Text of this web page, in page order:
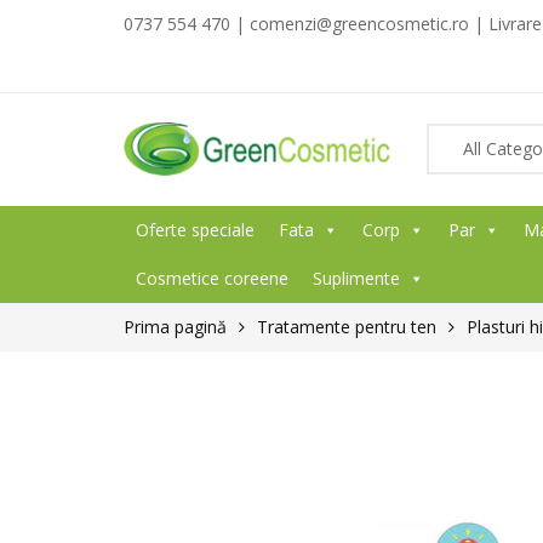
0737 554 470 | comenzi@greencosmetic.ro |
Oferte speciale Fata Corp Par
Cosmetice coreene Suplimente
Prima pagină Tratamente pentru ten Plasturi